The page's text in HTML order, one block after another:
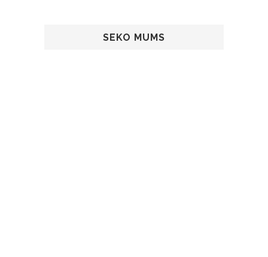
SEKO MUMS